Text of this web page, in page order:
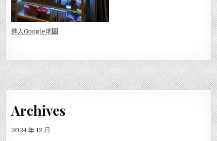
進入Google地圖
Archives
2024 年 12 月